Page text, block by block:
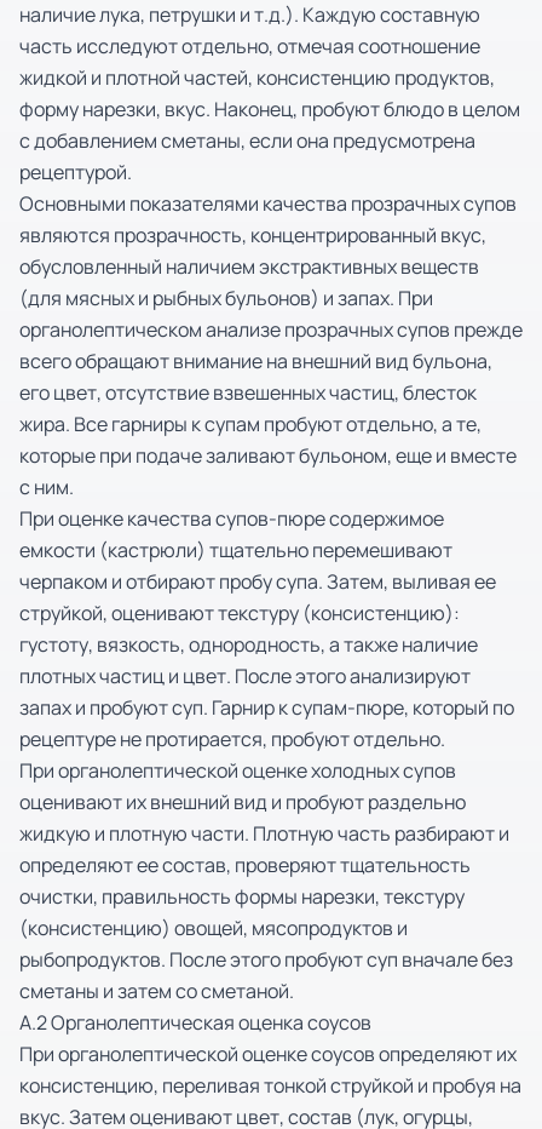
наличие лука, петрушки и т.д.). Каждую составную
часть исследуют отдельно, отмечая соотношение
жидкой и плотной частей, консистенцию продуктов,
форму нарезки, вкус. Наконец, пробуют блюдо в целом
с добавлением сметаны, если она предусмотрена
рецептурой.
Основными показателями качества прозрачных супов
являются прозрачность, концентрированный вкус,
обусловленный наличием экстрактивных веществ
(для мясных и рыбных бульонов) и запах. При
органолептическом анализе прозрачных супов прежде
всего обращают внимание на внешний вид бульона,
его цвет, отсутствие взвешенных частиц, блесток
жира. Все гарниры к супам пробуют отдельно, а те,
которые при подаче заливают бульоном, еще и вместе
с ним.
При оценке качества супов-пюре содержимое
емкости (кастрюли) тщательно перемешивают
черпаком и отбирают пробу супа. Затем, выливая ее
струйкой, оценивают текстуру (консистенцию):
густоту, вязкость, однородность, а также наличие
плотных частиц и цвет. После этого анализируют
запах и пробуют суп. Гарнир к супам-пюре, который по
рецептуре не протирается, пробуют отдельно.
При органолептической оценке холодных супов
оценивают их внешний вид и пробуют раздельно
жидкую и плотную части. Плотную часть разбирают и
определяют ее состав, проверяют тщательность
очистки, правильность формы нарезки, текстуру
(консистенцию) овощей, мясопродуктов и
рыбопродуктов. После этого пробуют суп вначале без
сметаны и затем со сметаной.
А.2 Органолептическая оценка соусов
При органолептической оценке соусов определяют их
консистенцию, переливая тонкой струйкой и пробуя на
вкус. Затем оценивают цвет, состав (лук, огурцы,